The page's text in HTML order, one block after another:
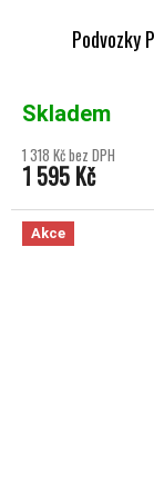
Podvozky
Skladem
1 318 Kč bez DPH
1 595 Kč
Akce